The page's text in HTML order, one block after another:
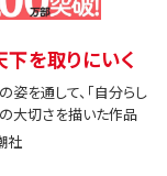
を取りにいく
姿を通して、「自分らし
の大切さを描いた作品
社